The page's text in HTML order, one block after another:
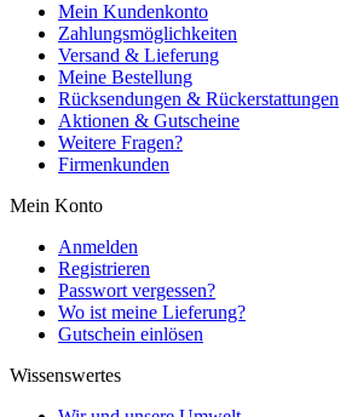
Mein Kundenkonto
Zahlungsmöglichkeiten
Versand & Lieferung
Meine Bestellung
Rücksendungen & Rückerstattungen
Aktionen & Gutscheine
Weitere Fragen?
Firmenkunden
Mein Konto
Anmelden
Registrieren
Passwort vergessen?
Wo ist meine Lieferung?
Gutschein einlösen
Wissenswertes